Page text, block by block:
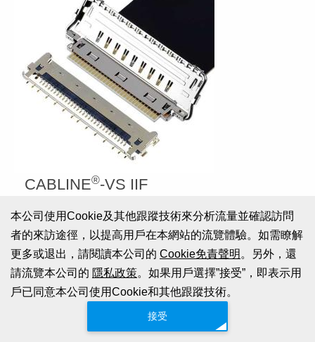
CABLINE®-VS IIF
全屏蔽設計和機械鎖扣，適用於高速數據傳輸 (32
Gbps/lane)，0.5mm 間距， 水平對插款的FPC 型公
頭連接器
Contact Pitch: 0.5 mm
Mated Height: 0.95 +0.25/-0.1 mm
Available Pin Count:Signal: 30, 40
-40 to 85℃ (233 to 358 K)
本公司使用Cookie及其他跟蹤技術來分析流量並確認訪問
者的來訪途徑，以提高用戶在本網站的流覽體驗。如需瞭解
更多或退出，請閱讀本公司的 Cookie免責聲明 。另外，還
請流覽本公司的 隱私政策。如果用戶選擇”接受”，即表示用
戶已同意本公司使用Cookie和其他跟蹤技術。
接受